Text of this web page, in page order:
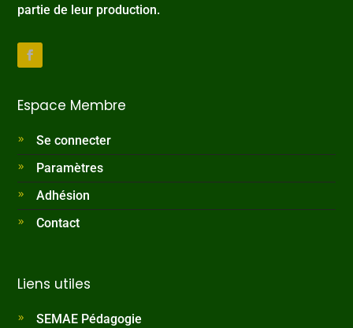
partie de leur production.
Espace Membre
Se connecter
Paramètres
Adhésion
Contact
Liens utiles
SEMAE Pédagogie